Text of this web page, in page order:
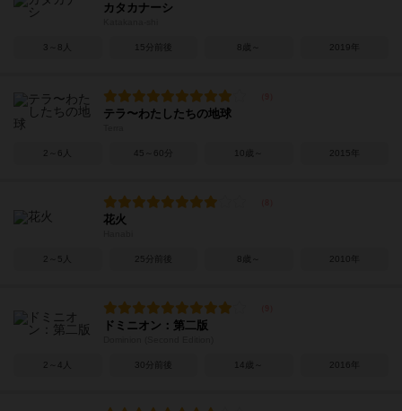
カタカナーシ
3～8人 15分前後 8歳～ 2019年
テラ〜わたしたちの地球
2～6人 45～60分 10歳～ 2015年
花火
2～5人 25分前後 8歳～ 2010年
ドミニオン：第二版
2～4人 30分前後 14歳～ 2016年